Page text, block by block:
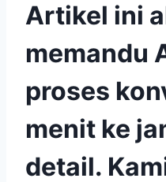
Artikel ini
memandu
proses
menit ke
detail.